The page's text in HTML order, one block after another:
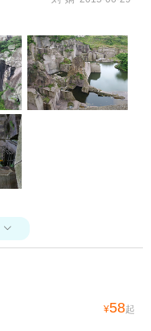

¥58起